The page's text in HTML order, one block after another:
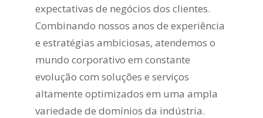
expectativas de negócios dos clientes.
Combinando nossos anos de experiência
e estratégias ambiciosas, atendemos o
mundo corporativo em constante
evolução com soluções e serviços
altamente optimizados em uma ampla
variedade de domínios da indústria.